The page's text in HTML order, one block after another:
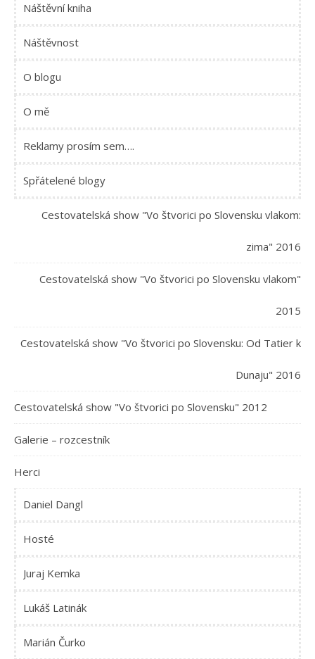
Náštěvní kniha
Náštěvnost
O blogu
O mě
Reklamy prosím sem….
Spřátelené blogy
Cestovatelská show "Vo štvorici po Slovensku vlakom:
zima" 2016
Cestovatelská show "Vo štvorici po Slovensku vlakom"
2015
Cestovatelská show "Vo štvorici po Slovensku: Od Tatier k
Dunaju" 2016
Cestovatelská show "Vo štvorici po Slovensku" 2012
Galerie – rozcestník
Herci
Daniel Dangl
Hosté
Juraj Kemka
Lukáš Latinák
Marián Čurko